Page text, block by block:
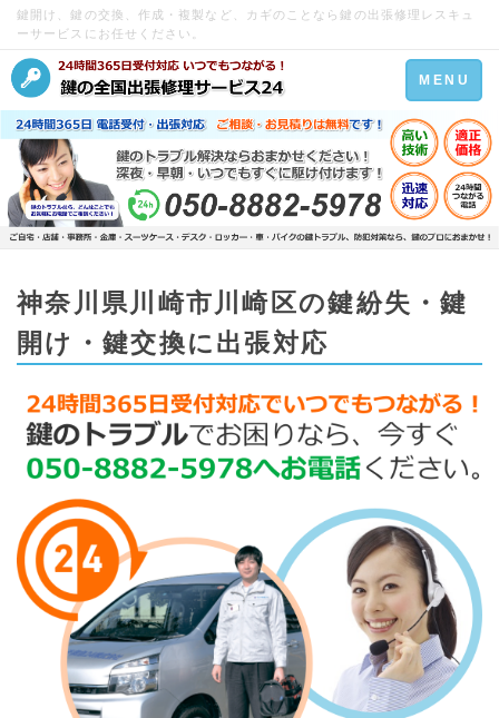
鍵開け、鍵の交換、作成・複製など、カギのことなら鍵の出張修理レスキュ
ーサービスにお任せください。
Toggle
navigation
MENU
神奈川県川崎市川崎区の鍵紛失・鍵
開け・鍵交換に出張対応